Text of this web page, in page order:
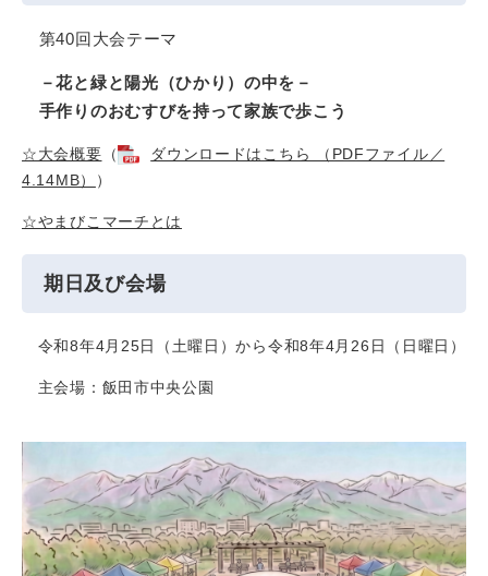
第40回大会テーマ
－花と緑と陽光（ひかり）の中を－
手作りのおむすびを持って家族で歩こう
☆大会概要 （
ダウンロードはこちら （PDFファイル／
4.14MB）
）
☆やまびこマーチとは
期日及び会場
令和8年4月25日（土曜日）から令和8年4月26日（日曜日）
主会場：飯田市中央公園